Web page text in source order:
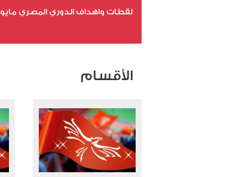
لقطات واهداف الدوري المصري مايو 2026
الأقسام